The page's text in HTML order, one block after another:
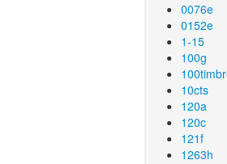
0076e
0152e
1-15
100g
10cts
120a
120c
121f
1263h